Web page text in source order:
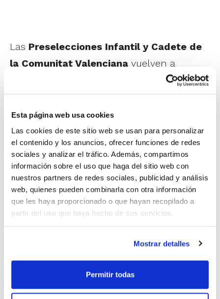
Esta página web usa cookies
Las cookies de este sitio web se usan para personalizar
el contenido y los anuncios, ofrecer funciones de redes
sociales y analizar el tráfico. Además, compartimos
información sobre el uso que haga del sitio web con
nuestros partners de redes sociales, publicidad y análisis
web, quienes pueden combinarla con otra información
que les haya proporcionado o que hayan recopilado a
partir del uso que haya hecho de sus servicios.
Mostrar detalles
Permitir todas
Las Preselecciones Infantil y Cadete de
la Comunitat Valenciana vuelven a
concentrarse a partir de este viernes para
Campeonato de España de Selecciones
Autonómicas.
ElcheiEldaserán el punto de reunión
para las cuatro Preselecciones, que
además de realizar las correspondientes
sesiones de entrenamiento programadas,
un partido amistoso ante los combinados
de esta Comunidad.
Después de este fin de semana ya será